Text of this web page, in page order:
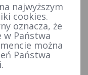
więcej
Kadencja 2001-2005
najwyższym
cookies.
oznacza, że
w Państwa
można
Państwa